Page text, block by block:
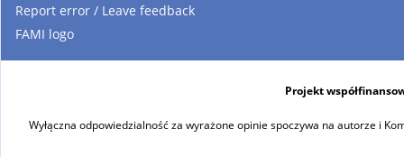
Report error / Leave feedback
FAMI logo
Projekt
Wyłączna odpowiedzialność za wyrażone opinie spoczywa na autorze i